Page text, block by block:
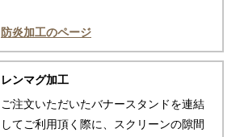
防炎加工のページ
レンマグ加工
ご注文いただいたバナースタンドを連結
してご利用頂く際に、スクリーンの隙間